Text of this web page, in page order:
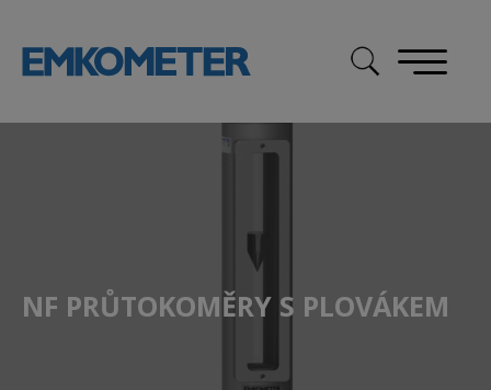
content
NF PRŮTOKOMĚRY S PLOVÁKEM